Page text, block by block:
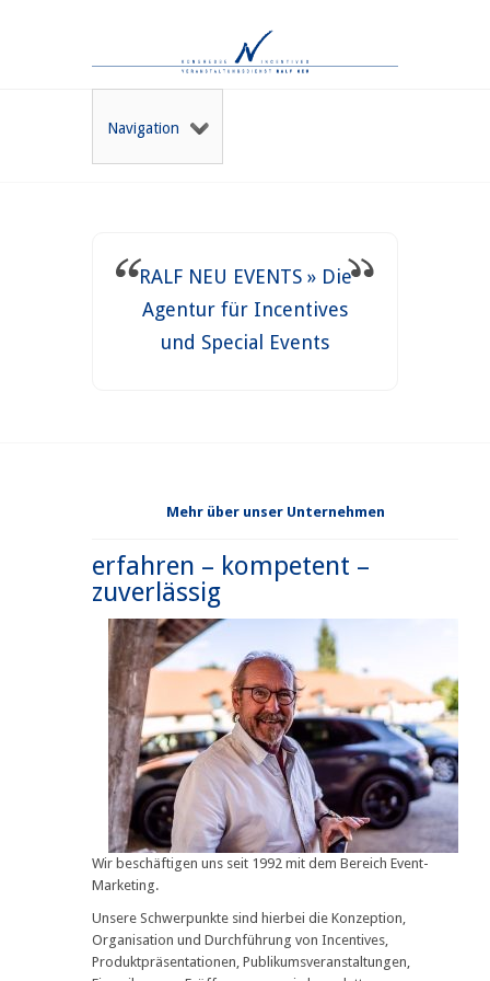
Navigation
RALF NEU EVENTS » Die
Agentur für Incentives
und Special Events
Mehr über unser Unternehmen
erfahren – kompetent –
zuverlässig
Wir beschäftigen uns seit 1992 mit dem Bereich Event-
Marketing.
Unsere Schwerpunkte sind hierbei die Konzeption,
Organisation und Durchführung von Incentives,
Produktpräsentationen, Publikumsveranstaltungen,